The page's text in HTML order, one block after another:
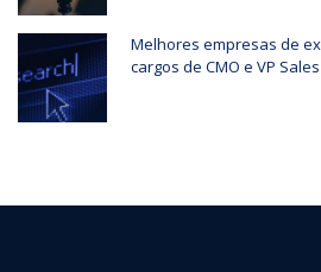
Melhores empresas de
cargos de CMO e VP Sales